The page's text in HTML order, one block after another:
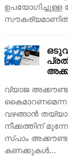
വ്യാജ
വഴങ്ങാന്‍
നീക്കത്തിന്
സ്പാം
കണക്കുകള്‍…